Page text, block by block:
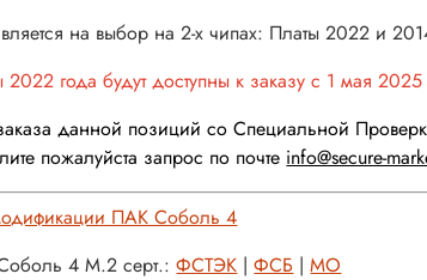
на выбор на 2-х чипах: Платы 2022 и
2022 года будут доступны к заказу с 1 мая 2025
данной позиций со Специальной
пожалуйста запрос по почте info@secure-
ПАК Соболь 4
4 M.2 серт.:ФСТЭК |ФСБ |МО